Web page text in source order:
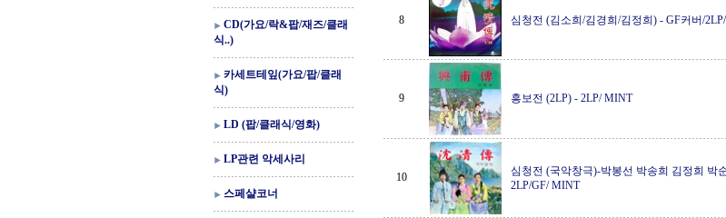
CD(가요/락&팝/재즈/클래
식..)
카세트테잎(가요/팝/클래
식)
LD (팝/클래식/영화)
LP관련 악세사리
스페샬코너
8 심청전 (김소희/김경희/김정희) - GF커버/
9 흥보전 (2LP) - 2LP/ MINT
10 심청전 (국악창극)-박봉선 박송희 김정희 박
2LP/GF/ MINT